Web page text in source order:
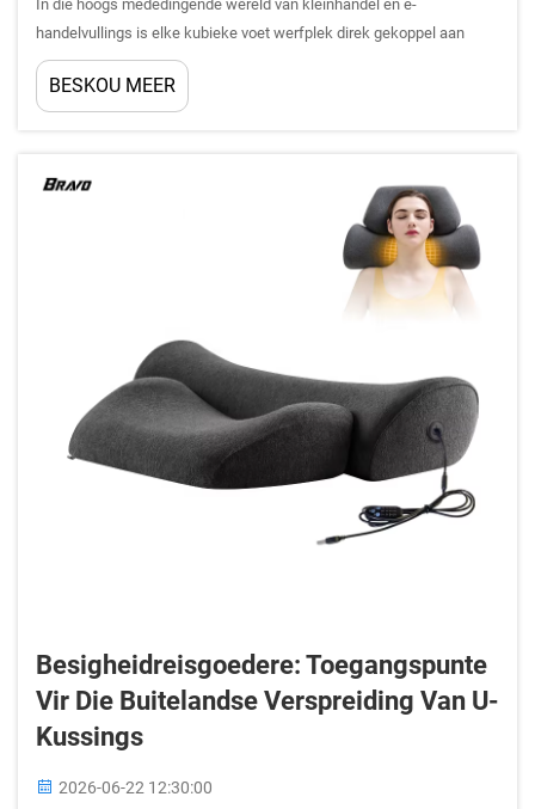
In die hoogs mededingende wêreld van kleinhandel en e-
handelvullings is elke kubieke voet werfplek direk gekoppel aan
koste. Besighede wat met beddegoed, kussings en
slaapbeskermings toerusting werk, staar 'n besonder skerp
BESKOU MEER
Besigheidreisgoedere: Toegangspunte
Vir Die Buitelandse Verspreiding Van U-
Kussings
2026-06-22 12:30:00